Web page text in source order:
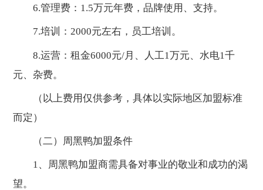
6.管理费：1.5万元年费，品牌使用、支持。
7.培训：2000元左右，员工培训。
8.运营：租金6000元/月、人工1万元、水电1千
元、杂费。
（以上费用仅供参考，具体以实际地区加盟标准
而定）
（二）周黑鸭加盟条件
1、周黑鸭加盟商需具备对事业的敬业和成功的渴
望。